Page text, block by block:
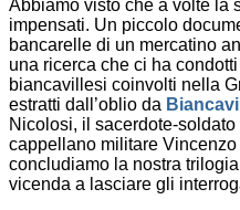
Abbiamo visto che a volte la
impensati. Un piccolo
bancarelle di un mercatino
una ricerca che ci ha
biancavillesi coinvolti nella
estratti dall’oblio da
Nicolosi, il sacerdote-
cappellano militare
concludiamo la nostra
vicenda a lasciare gli